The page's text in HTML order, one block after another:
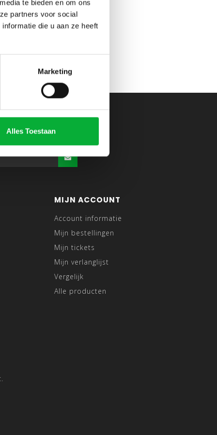
te bieden en om ons
partners voor social
die u aan ze heeft
Marketing
Alles Toestaan
MIJN ACCOUNT
Account informatie
Mijn bestellingen
Mijn tickets
Mijn verlanglijst
Vergelijk
Alle producten